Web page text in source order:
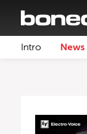
Intro News